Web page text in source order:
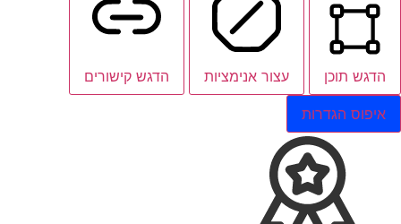
הדגש תוכן עצור אנימציות הדגש קישורים
איפוס הגדרות